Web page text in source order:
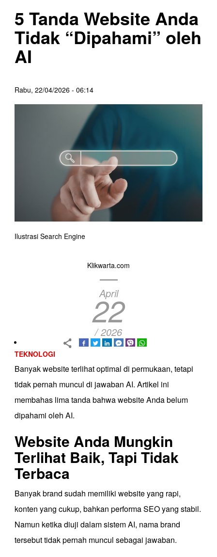
5 Tanda Website Anda
Tidak “Dipahami” oleh
AI
Rabu, 22/04/2026 - 06:14
Ilustrasi Search Engine
Klikwarta.com
April
22
/ 2026
TEKNOLOGI
Banyak website terlihat optimal di permukaan, tetapi
tidak pernah muncul di jawaban AI. Artikel ini
membahas lima tanda bahwa website Anda belum
dipahami oleh AI.
Website Anda Mungkin
Terlihat Baik, Tapi Tidak
Terbaca
Banyak brand sudah memiliki website yang rapi,
konten yang cukup, bahkan performa SEO yang stabil.
Namun ketika diuji dalam sistem AI, nama brand
tersebut tidak pernah muncul sebagai jawaban.